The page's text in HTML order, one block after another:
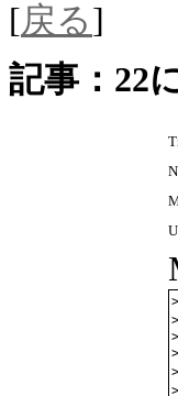
[戻る]
記事：22